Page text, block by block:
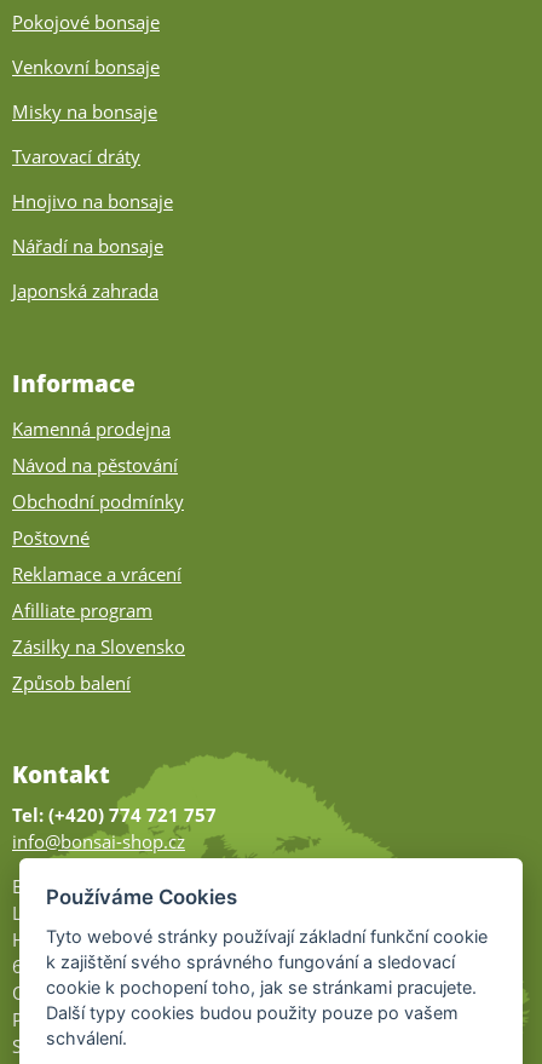
Pokojové bonsaje
Venkovní bonsaje
Misky na bonsaje
Tvarovací dráty
Hnojivo na bonsaje
Nářadí na bonsaje
Japonská zahrada
Informace
Kamenná prodejna
Návod na pěstování
Obchodní podmínky
Poštovné
Reklamace a vrácení
Afilliate program
Zásilky na Slovensko
Způsob balení
Kontakt
Tel: (+420) 774 721 757
info@bonsai-shop.cz
Bonsai-shop
Legionářů 2
Hodonín
695 01
Otevřeno:
Po-Pá 9-17
So 9-11:30
Používáme Cookies
Tyto webové stránky používají základní funkční cookie
k zajištění svého správného fungování a sledovací
cookie k pochopení toho, jak se stránkami pracujete.
Další typy cookies budou použity pouze po vašem
schválení.